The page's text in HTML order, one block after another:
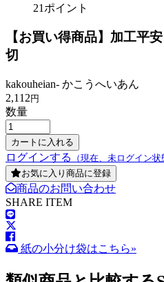
21ポイント
【お買い得商品】加工平
切
kakouheian- かこうへいあん
2,112 円
数量
ログインする
（現在、未ログイン状
お気に入り商品に登録
商品のお問い合わせ
SHARE ITEM
紙の小分け袋はこちら»